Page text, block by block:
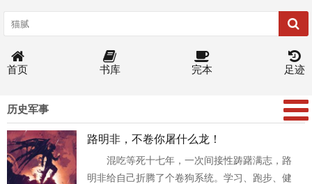
首页 书库 完本 足迹
历史军事
路明非，不卷你屠什么龙！
混吃等死十七年，一次间接性踌躇满志，路
明非给自己折腾了个卷狗系统。学习、跑步、健